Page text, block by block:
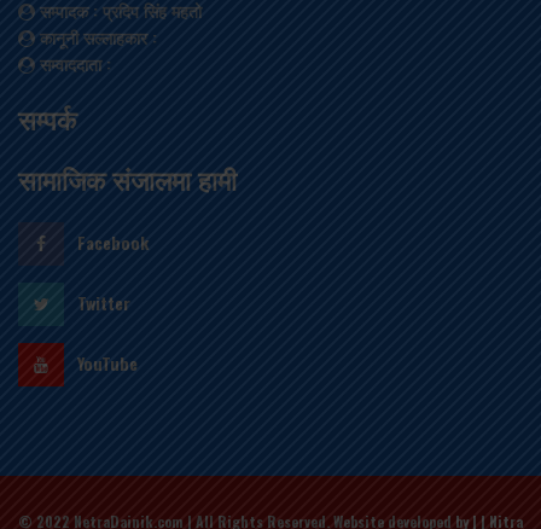
सम्पादक: प्रदिप सिंह महतो
कानूनी सल्लाहकार:
सम्वाददाता:
सम्पर्क
सामाजिक संजालमा हामी
Facebook
Twitter
YouTube
© 2022 NetraDainik.com | All Rights Reserved. Website developed by | | Nitra